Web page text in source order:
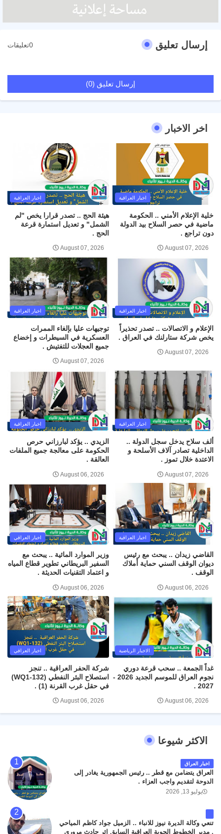
إرسال تعليق 0تعليقات
إرسال تعليق (0)
اخر الاخبار
اخبار العراقية
خلية الإعلام الأمني .. الحكومة
ماضية في حصر السلاح بيد الدولة
دون تراجع .
August 07, 2026
اخبار العراقية
هيئة الحج .. تصدر قرارا يخص "لم
الشمل" و تعديل استمارة قرعة
الحج .
August 07, 2026
اخبار العراقية
الإعلام و الاتصالات .. تصدر تحذيراً
يخص شركة ستارلنك في العراق .
August 07, 2026
اخبار العراقية
توجيهات عليا بإلغاء الممرات
العسكرية في السيطرات و إخضاع
جميع العجلات للتفتيش .
August 07, 2026
اخبار العراقية
ألف سلاح يدخل سجل الدولة ..
الداخلية تصادر آلاف الأسلحة و
الاعتدة خلال تموز .
August 07, 2026
اخبار العراقية
الزيدي .. يؤكد لبارزاني حرص
الحكومة على معالجة جميع الملفات
العالقة .
August 06, 2026
اخبار العراقية
القاضي زيدان .. يبحث مع رئيس
ديوان الوقف السني حماية أملاك
الوقف .
August 06, 2026
اخبار العراقي
وزير الموارد المائية .. يبحث مع
السفير البريطاني تطوير قطاع المياه
و اعتماد التقنيات الحديثة .
August 06, 2026
الاخبار الرياضية
غداً الجمعة .. سحب قرعة دوري
نجوم العراق للموسم الجديد 2026 -
2027 .
August 06, 2026
اخبار العراقي
شركة الحفر العراقية .. تنجز
استصلاح البئر النفطي (WQ1-132)
في حقل غرب القرنة (1) .
August 06, 2026
الاكثر شيوعا
اخبار العراق
العراق يتضامن مع قطر .. رئيس الجمهورية يغادر إلى
الدوحة لتقديم واجب العزاء .
يوليو 13, 2026
تنعي وكالة الديرة نيوز للانباء .. الزميل جواد كاظم المياحي
. مدير الخطوط الجوية العراقية السابق اثر حادث مروري